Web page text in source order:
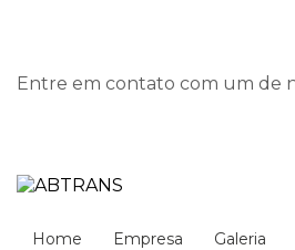
Entre em contato com um de
Home Empresa Galeria